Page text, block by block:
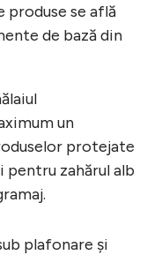
se află
de bază din
un
protejate
pentru zahărul alb
plafonare și